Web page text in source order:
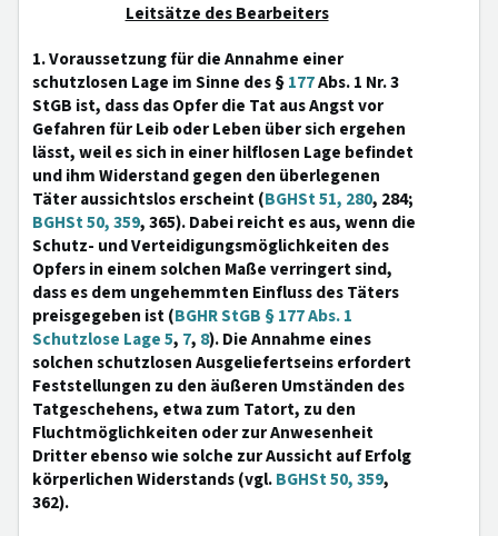
Leitsätze des Bearbeiters
1. Voraussetzung für die Annahme einer
schutzlosen Lage im Sinne des §177Abs. 1 Nr. 3
StGB ist, dass das Opfer die Tat aus Angst vor
Gefahren für Leib oder Leben über sich ergehen
lässt, weil es sich in einer hilflosen Lage befindet
und ihm Widerstand gegen den überlegenen
Täter aussichtslos erscheint (BGHSt 51, 280, 284;
BGHSt 50, 359, 365). Dabei reicht es aus, wenn die
Schutz- und Verteidigungsmöglichkeiten des
Opfers in einem solchen Maße verringert sind,
dass es dem ungehemmten Einfluss des Täters
preisgegeben ist (BGHR StGB § 177 Abs. 1
Schutzlose Lage 5, 7, 8). Die Annahme eines
solchen schutzlosen Ausgeliefertseins erfordert
Feststellungen zu den äußeren Umständen des
Tatgeschehens, etwa zum Tatort, zu den
Fluchtmöglichkeiten oder zur Anwesenheit
Dritter ebenso wie solche zur Aussicht auf Erfolg
körperlichen Widerstands (vgl.BGHSt 50, 359,
362).